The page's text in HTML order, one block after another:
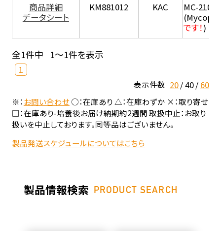
商品詳細
データシート
KM881012 KAC
MC-210 (
です！)
全1件中 1～1件を表示
1
表示件数 20 40 60
※：お問い合わせ○：在庫あり △：在庫わずか ×：取り寄せ
□：在庫あり-培養後お届け納期約2週間 取扱中止：お取り
扱いを中止しております。同等品はございません。
製品発送スケジュールについてはこちら
製品情報検索 PRODUCT SEARCH